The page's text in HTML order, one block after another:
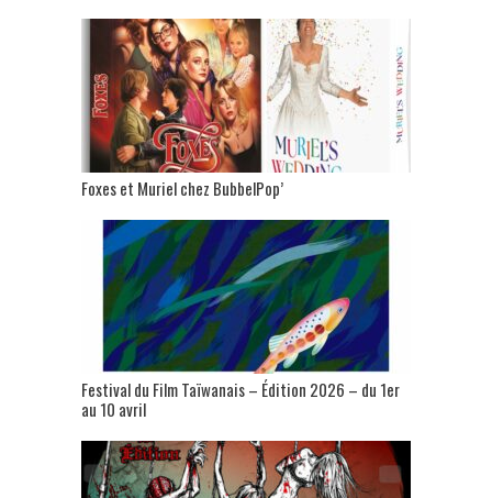
Foxes et Muriel chez BubbelPop’
Festival du Film Taïwanais – Édition 2026 – du 1er
au 10 avril